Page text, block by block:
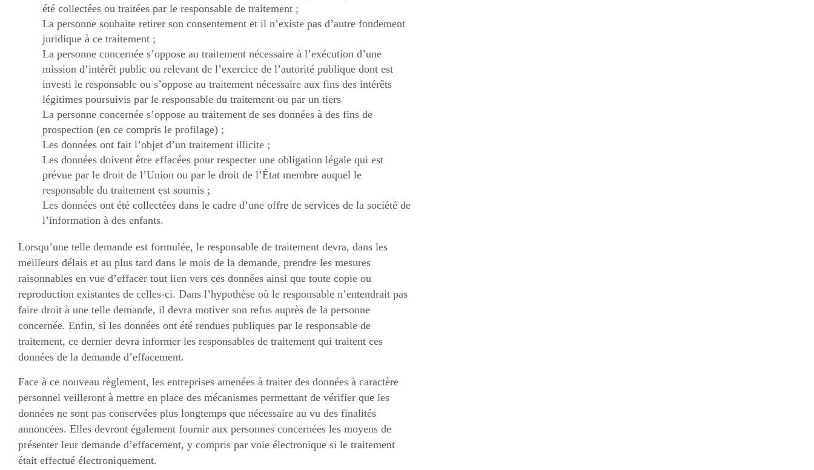
été collectées ou traitées par le responsable de traitement ;
La personne souhaite retirer son consentement et il n’existe pas d’autre fondement
juridique à ce traitement ;
La personne concernée s’oppose au traitement nécessaire à l’exécution d’une
mission d’intérêt public ou relevant de l’exercice de l’autorité publique dont est
investi le responsable ou s’oppose au traitement nécessaire aux fins des intérêts
légitimes poursuivis par le responsable du traitement ou par un tiers
La personne concernée s’oppose au traitement de ses données à des fins de
prospection (en ce compris le profilage) ;
Les données ont fait l’objet d’un traitement illicite ;
Les données doivent être effacées pour respecter une obligation légale qui est
prévue par le droit de l’Union ou par le droit de l’État membre auquel le
responsable du traitement est soumis ;
Les données ont été collectées dans le cadre d’une offre de services de la société de
l’information à des enfants.
Lorsqu’une telle demande est formulée, le responsable de traitement devra, dans les
meilleurs délais et au plus tard dans le mois de la demande, prendre les mesures
raisonnables en vue d’effacer tout lien vers ces données ainsi que toute copie ou
reproduction existantes de celles-ci. Dans l’hypothèse où le responsable n’entendrait pas
faire droit à une telle demande, il devra motiver son refus auprès de la personne
concernée. Enfin, si les données ont été rendues publiques par le responsable de
traitement, ce dernier devra informer les responsables de traitement qui traitent ces
données de la demande d’effacement.
Face à ce nouveau règlement, les entreprises amenées à traiter des données à caractère
personnel veilleront à mettre en place des mécanismes permettant de vérifier que les
données ne sont pas conservées plus longtemps que nécessaire au vu des finalités
annoncées. Elles devront également fournir aux personnes concernées les moyens de
présenter leur demande d’effacement, y compris par voie électronique si le traitement
était effectué électroniquement.